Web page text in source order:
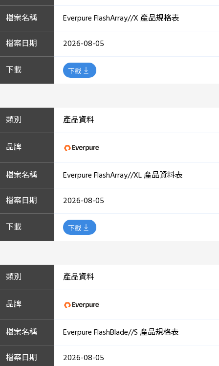
Everpure FlashArray//X 產品規格表
2026-08-05
下載
產品資料
Everpure FlashArray//XL 產品資料表
2026-08-05
下載
產品資料
Everpure FlashBlade//S 產品規格表
2026-08-05